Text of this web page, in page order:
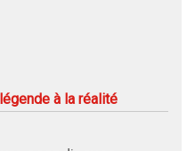
à la réalité